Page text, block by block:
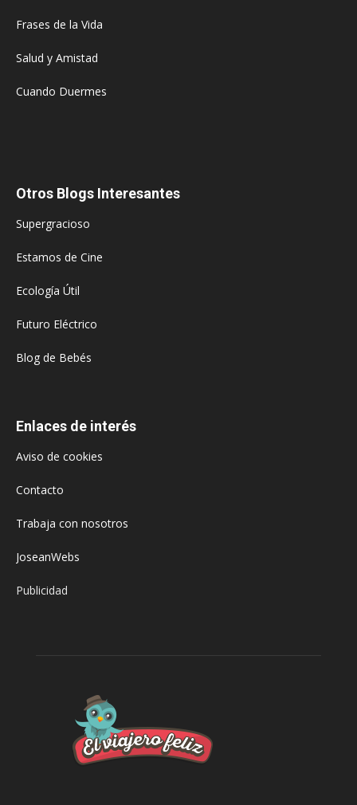
Frases de la Vida
Salud y Amistad
Cuando Duermes
Otros Blogs Interesantes
Supergracioso
Estamos de Cine
Ecología Útil
Futuro Eléctrico
Blog de Bebés
Enlaces de interés
Aviso de cookies
Contacto
Trabaja con nosotros
JoseanWebs
Publicidad